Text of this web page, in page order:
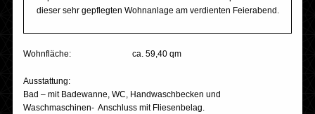
dieser sehr gepflegten Wohnanlage am verdienten Feierabend.
Wohnfläche: ca. 59,40 qm
Ausstattung:
Bad – mit Badewanne, WC, Handwaschbecken und
Waschmaschinen- Anschluss mit Fliesenbelag.